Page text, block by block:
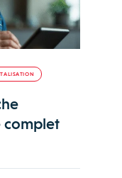
complet